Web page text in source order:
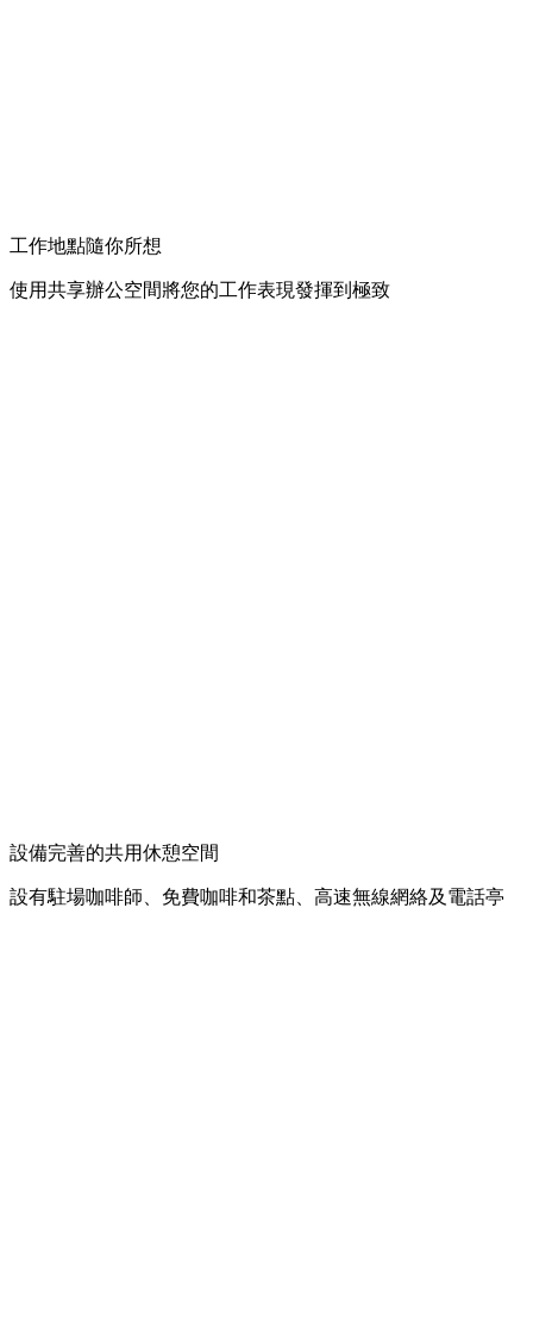
工作地點隨你所想
使用共享辦公空間將您的工作表現發揮到極致
設備完善的共用休憩空間
設有駐場咖啡師、免費咖啡和茶點、高速無線網絡及電話亭